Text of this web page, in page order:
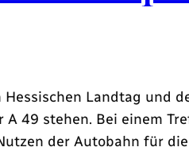
Landtag und
49 stehen. Bei einem
der Autobahn für